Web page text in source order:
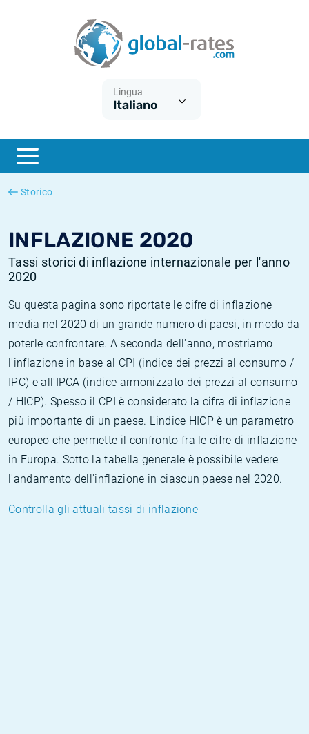
Lingua
Italiano
Storico
INFLAZIONE 2020
Tassi storici di inflazione internazionale per l'anno
2020
Su questa pagina sono riportate le cifre di inflazione
media nel 2020 di un grande numero di paesi, in modo da
poterle confrontare. A seconda dell'anno, mostriamo
l'inflazione in base al CPI (indice dei prezzi al consumo /
IPC) e all'IPCA (indice armonizzato dei prezzi al consumo
/ HICP). Spesso il CPI è considerato la cifra di inflazione
più importante di un paese. L'indice HICP è un parametro
europeo che permette il confronto fra le cifre di inflazione
in Europa. Sotto la tabella generale è possibile vedere
l'andamento dell'inflazione in ciascun paese nel 2020.
Controlla gli attuali tassi di inflazione
ESTER
SONIA
Cos'è l'inflazione CPI?
Cos'è l'inflazione HICP?
Inflazione Italia
Inflazione Stati Uniti
Tassi storici Euribor
Tassi storici di SONIA
Tassi storici di TONAR
Calcolatore dell’inflazione